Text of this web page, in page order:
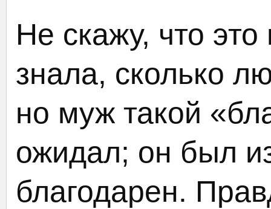
Не скажу, что
знала, сколько
но муж такой
ожидал; он был
благодарен.